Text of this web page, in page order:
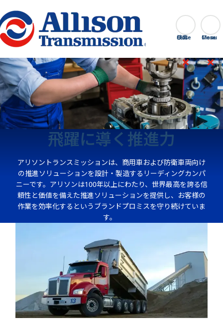
Go Home 検索
Close
飛躍に導く推進力
アリソントランスミッションは、商用車および防衛車両向け
の推進ソリューションを設計・製造するリーディングカンパ
ニーです。アリソンは100年以上にわたり、世界最高を誇る信
頼性と価値を備えた推進ソリューションを提供し、お客様の
作業を効率化するというブランドプロミスを守り続けていま
す。